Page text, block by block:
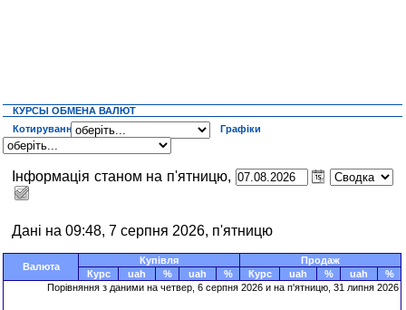
КУРСЫ ОБМЕНА ВАЛЮТ
Котирування
Графіки
Інформація станом на п'ятницю,
Дані на 09:48, 7 серпня 2026, п'ятницю
Валюта
Купівля
Продаж
Курс
uah % uah % Курс uah % uah
%
Порівняння з даними на четвер, 6 серпня 2026 и на п'ятницю, 31 липня 2026